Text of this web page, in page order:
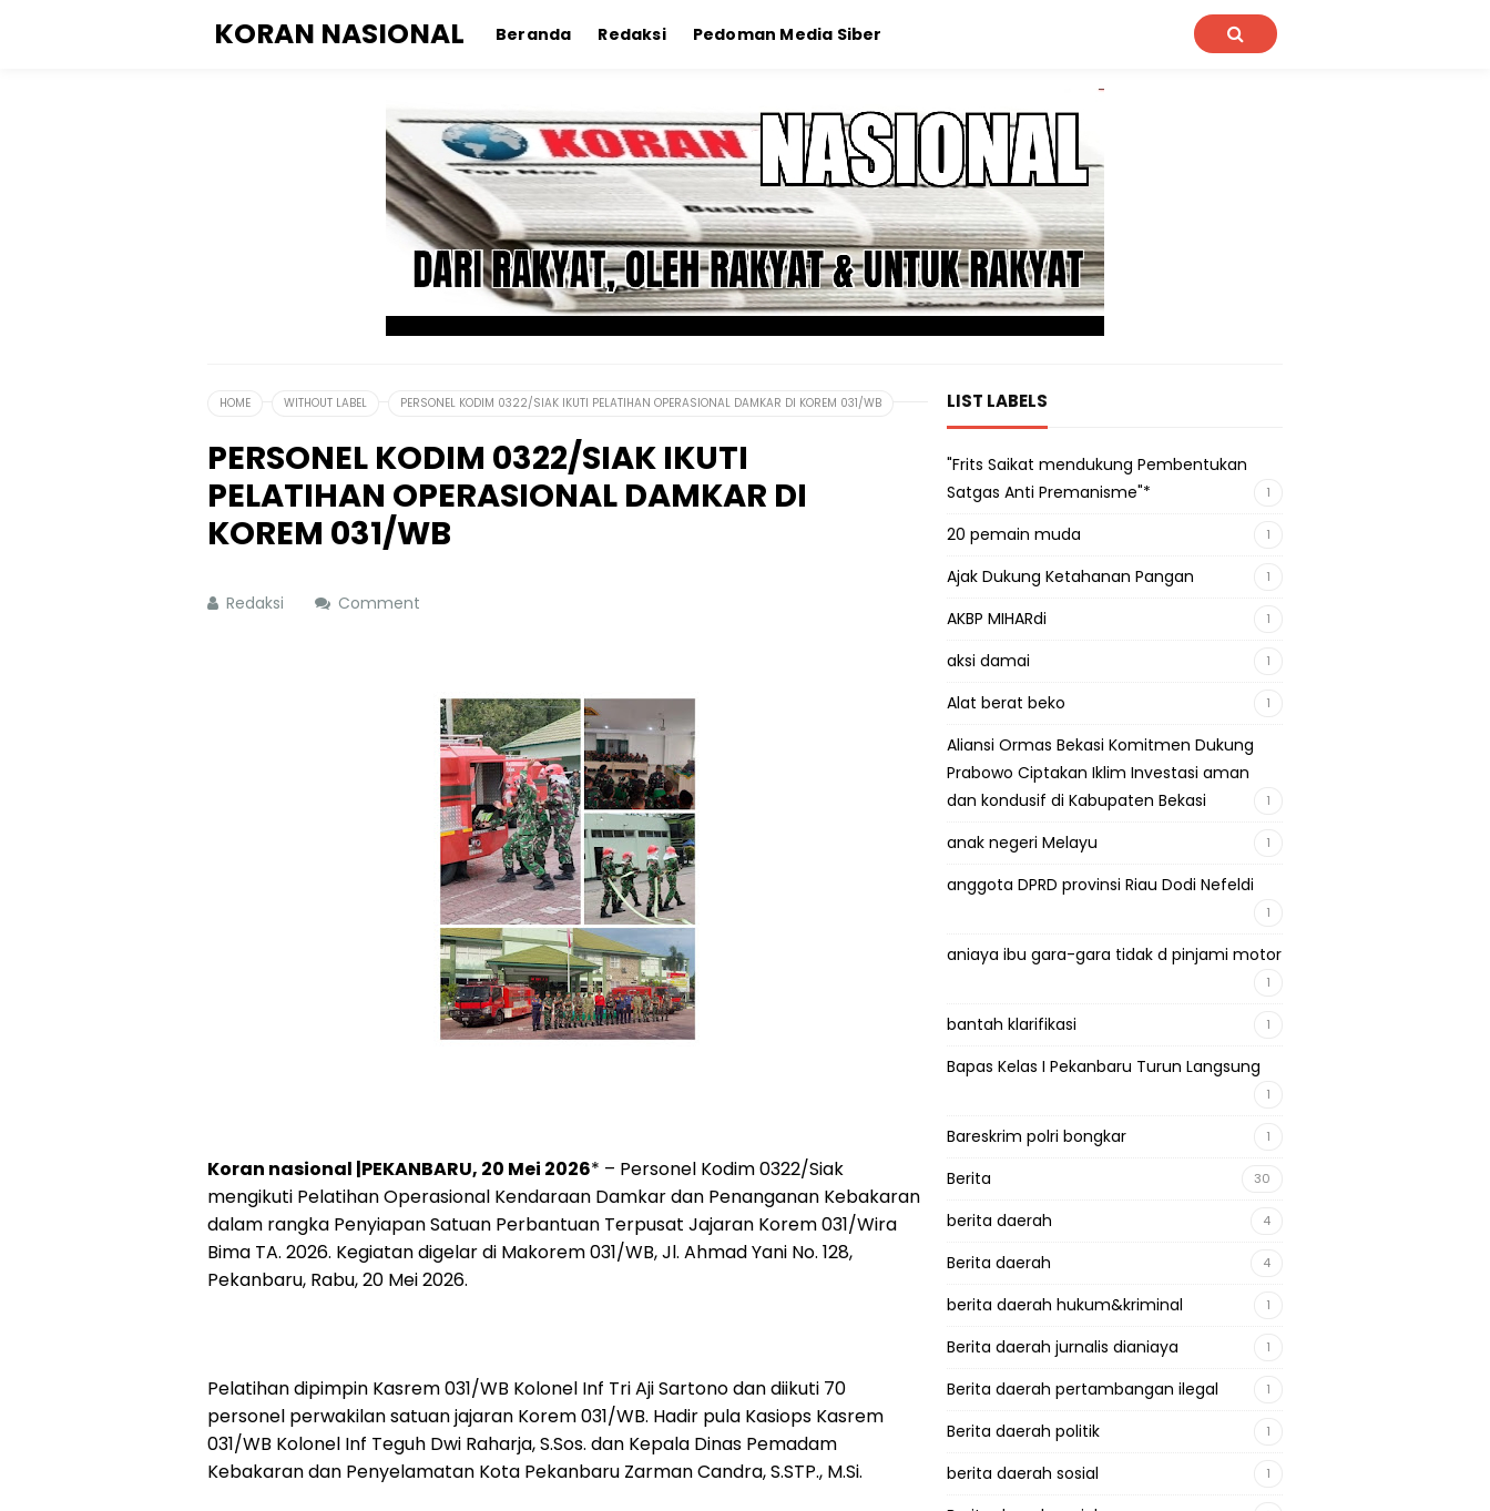
KORAN NASIONAL Beranda Redaksi Pedoman Media Siber
HOME WITHOUT LABEL PERSONEL KODIM 0322/SIAK IKUTI PELATIHAN OPERASIONAL DAMKAR DI KOREM 031/WB
PERSONEL KODIM 0322/SIAK IKUTI
PELATIHAN OPERASIONAL DAMKAR DI
KOREM 031/WB
Redaksi Comment
Koran nasional |PEKANBARU, 20 Mei 2026* – Personel Kodim 0322/Siak
mengikuti Pelatihan Operasional Kendaraan Damkar dan Penanganan Kebakaran
dalam rangka Penyiapan Satuan Perbantuan Terpusat Jajaran Korem 031/Wira
Bima TA. 2026. Kegiatan digelar di Makorem 031/WB, Jl. Ahmad Yani No. 128,
Pekanbaru, Rabu, 20 Mei 2026.
Pelatihan dipimpin Kasrem 031/WB Kolonel Inf Tri Aji Sartono dan diikuti 70
personel perwakilan satuan jajaran Korem 031/WB. Hadir pula Kasiops Kasrem
031/WB Kolonel Inf Teguh Dwi Raharja, S.Sos. dan Kepala Dinas Pemadam
Kebakaran dan Penyelamatan Kota Pekanbaru Zarman Candra, S.STP., M.Si.
LIST LABELS
"Frits Saikat mendukung Pembentukan
Satgas Anti Premanisme"*
1
20 pemain muda 1
Ajak Dukung Ketahanan Pangan 1
AKBP MIHARdi 1
aksi damai 1
Alat berat beko 1
Aliansi Ormas Bekasi Komitmen Dukung
Prabowo Ciptakan Iklim Investasi aman
dan kondusif di Kabupaten Bekasi
1
anak negeri Melayu 1
anggota DPRD provinsi Riau Dodi Nefeldi
1
aniaya ibu gara-gara tidak d pinjami motor
1
bantah klarifikasi 1
Bapas Kelas I Pekanbaru Turun Langsung
1
Bareskrim polri bongkar 1
Berita 30
berita daerah 4
Berita daerah 4
berita daerah hukum&kriminal 1
Berita daerah jurnalis dianiaya 1
Berita daerah pertambangan ilegal 1
Berita daerah politik 1
berita daerah sosial 1